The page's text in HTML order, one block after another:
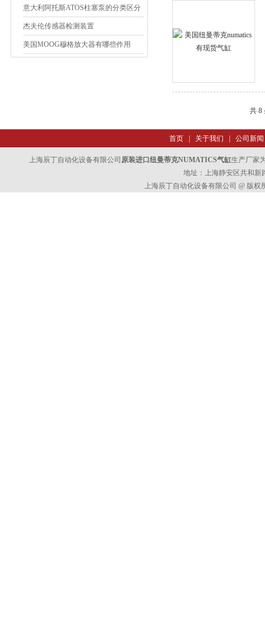
意大利阿托斯ATOS柱塞泵的分类区分
杰夫伦传感器检测装置
美国MOOG穆格放大器有哪些作用
共 8
首页| 关于我们 公司新闻
上海辰丁自动化设备有限公司 原装进口纽曼蒂克NUMATICS气缸生产厂家
地址：上海静安区共和新
上海辰丁自动化设备有限公司 @ 版权